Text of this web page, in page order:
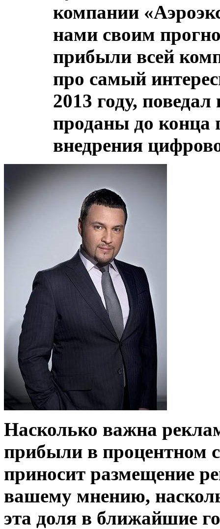
компании
нами своим
прибыли всей
про самый
2013 году,
проданы до конца
внедрения
Насколько важна
прибыли в процентном
приносит размещение
вашему мнению,
эта доля в ближайшие